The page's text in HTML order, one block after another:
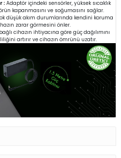
:Adaptör içindeki sensörler, yüksek sıcaklık
kapanmasını ve soğumasını sağlar.
düşük akım durumlarında kendini koruma
zarar görmesini önler.
cihazın ihtiyacına göre güç dağılımını
artırır ve cihazın ömrünü uzatır.